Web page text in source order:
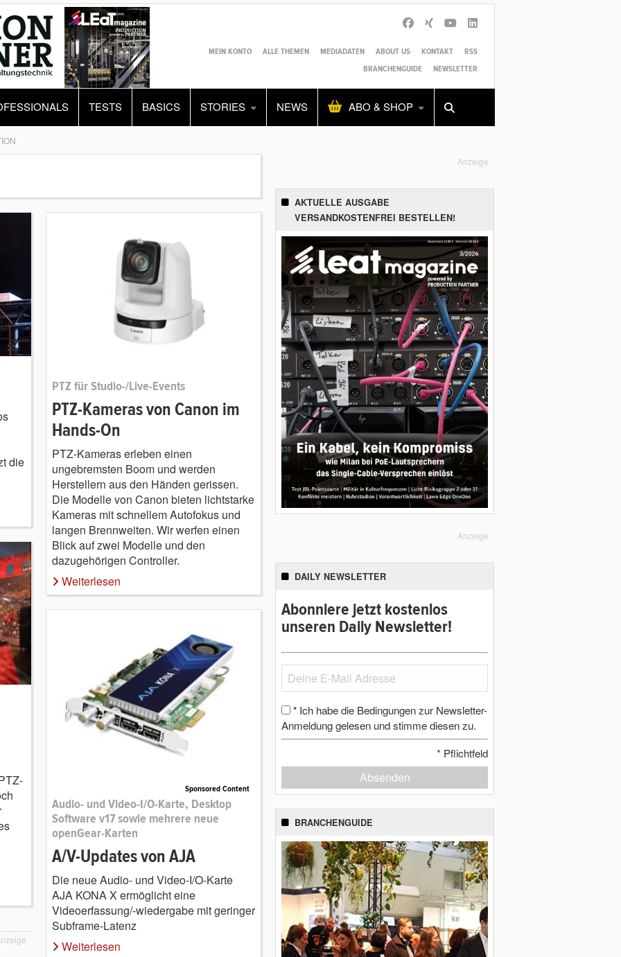
MEIN KONTO ALLE THEMEN MEDIADATEN ABOUT US KONTAKT
RSS
BRANCHENGUIDE
NEWSLETTER
TESTS BASICS STORIES NEWS ABO & SHOP
Alles Shop SUCHEN
die
PTZ für Studio-/Live-Events
PTZ-Kameras von Canon im
Hands-On
PTZ-Kameras erleben einen
ungebremsten Boom und werden
Herstellern aus den Händen gerissen.
Die Modelle von Canon bieten lichtstarke
Kameras mit schnellem Autofokus und
langen Brennweiten. Wir werfen einen
Blick auf zwei Modelle und den
dazugehörigen Controller.
Weiterlesen
Sponsored Content
Audio- und Video-I/O-Karte, Desktop
Software v17 sowie mehrere neue
openGear-Karten
A/V-Updates von AJA
Die neue Audio- und Video-I/O-Karte
AJA KONA X ermöglicht eine
Videoerfassung/-wiedergabe mit geringer
Subframe-Latenz
Weiterlesen
Anzeige
AKTUELLE AUSGABE
VERSANDKOSTENFREI BESTELLEN!
Anzeige
DAILY NEWSLETTER
Abonniere jetzt kostenlos
unseren Daily Newsletter!
* Ich habe die Bedingungen zur Newsletter-
Anmeldung gelesen und stimme diesen zu.
* Pflichtfeld
Absenden
BRANCHENGUIDE